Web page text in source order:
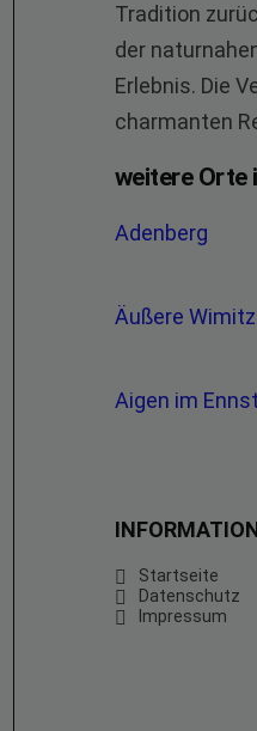
Tradition
der
Erlebnis. Die
charmanten
weitere Orte
Adenberg
Äußere Wimitz
Aigen im
Startseite
Datenschutz
Impressum